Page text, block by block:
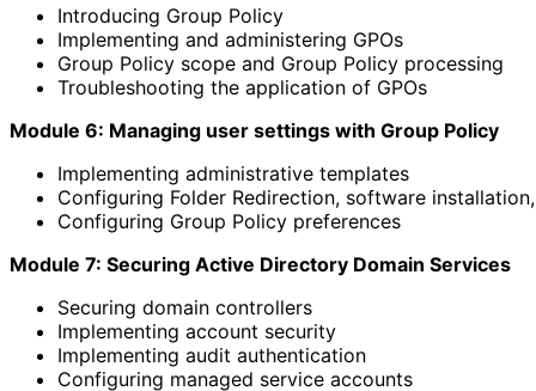
Introducing Group Policy
Implementing and administering GPOs
Group Policy scope and Group Policy processing
Troubleshooting the application of GPOs
Module 6: Managing user settings with Group Policy
Implementing administrative templates
Configuring Folder Redirection, software
Configuring Group Policy preferences
Module 7: Securing Active Directory Domain Services
Securing domain controllers
Implementing account security
Implementing audit authentication
Configuring managed service accounts